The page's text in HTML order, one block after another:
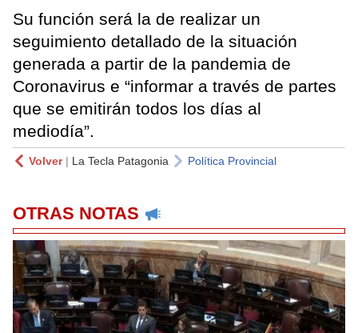
Su función será la de realizar un
seguimiento detallado de la situación
generada a partir de la pandemia de
Coronavirus e “informar a través de partes
que se emitirán todos los días al
mediodía”.
Volver| La Tecla Patagonia Política Provincial
OTRAS NOTAS